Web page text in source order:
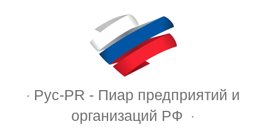
Рус-PR - Пиар предприятий и
организаций РФ